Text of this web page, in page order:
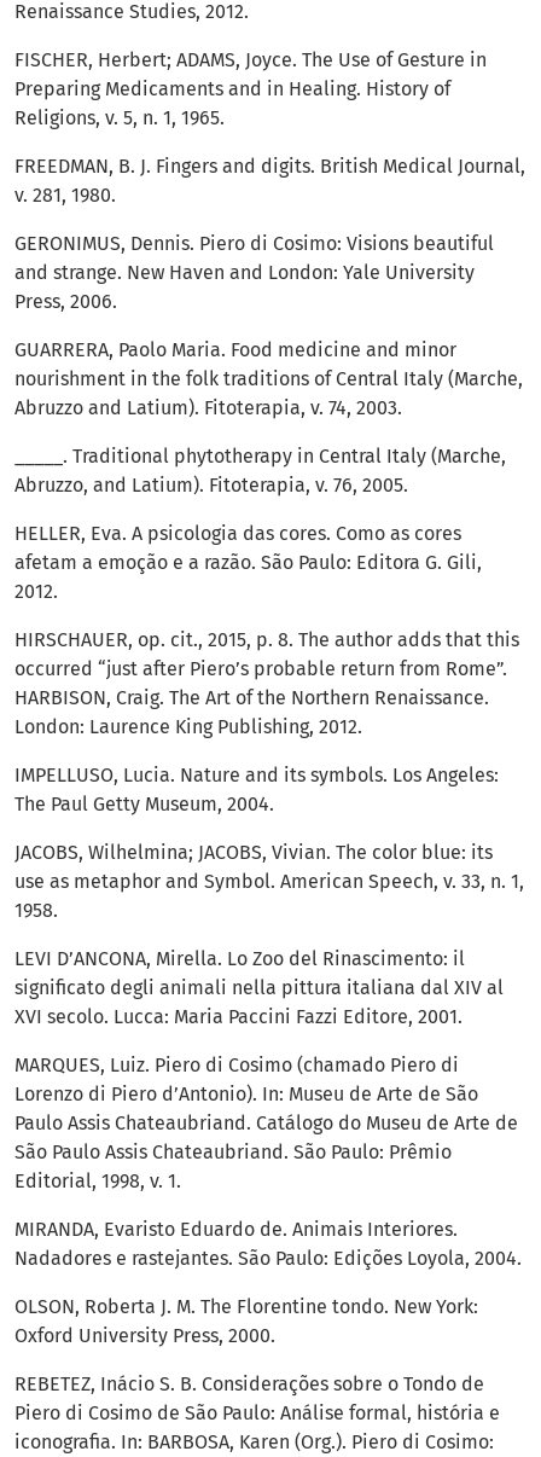
Renaissance Studies, 2012.
FISCHER, Herbert; ADAMS, Joyce. The Use of Gesture in
Preparing Medicaments and in Healing. History of
Religions, v. 5, n. 1, 1965.
FREEDMAN, B. J. Fingers and digits. British Medical Journal,
v. 281, 1980.
GERONIMUS, Dennis. Piero di Cosimo: Visions beautiful
and strange. New Haven and London: Yale University
Press, 2006.
GUARRERA, Paolo Maria. Food medicine and minor
nourishment in the folk traditions of Central Italy (Marche,
Abruzzo and Latium). Fitoterapia, v. 74, 2003.
_____. Traditional phytotherapy in Central Italy (Marche,
Abruzzo, and Latium). Fitoterapia, v. 76, 2005.
HELLER, Eva. A psicologia das cores. Como as cores
afetam a emoção e a razão. São Paulo: Editora G. Gili,
2012.
HIRSCHAUER, op. cit., 2015, p. 8. The author adds that this
occurred “just after Piero’s probable return from Rome”.
HARBISON, Craig. The Art of the Northern Renaissance.
London: Laurence King Publishing, 2012.
IMPELLUSO, Lucia. Nature and its symbols. Los Angeles:
The Paul Getty Museum, 2004.
JACOBS, Wilhelmina; JACOBS, Vivian. The color blue: its
use as metaphor and Symbol. American Speech, v. 33, n. 1,
1958.
LEVI D’ANCONA, Mirella. Lo Zoo del Rinascimento: il
significato degli animali nella pittura italiana dal XIV al
XVI secolo. Lucca: Maria Paccini Fazzi Editore, 2001.
MARQUES, Luiz. Piero di Cosimo (chamado Piero di
Lorenzo di Piero d’Antonio). In: Museu de Arte de São
Paulo Assis Chateaubriand. Catálogo do Museu de Arte de
São Paulo Assis Chateaubriand. São Paulo: Prêmio
Editorial, 1998, v. 1.
MIRANDA, Evaristo Eduardo de. Animais Interiores.
Nadadores e rastejantes. São Paulo: Edições Loyola, 2004.
OLSON, Roberta J. M. The Florentine tondo. New York:
Oxford University Press, 2000.
REBETEZ, Inácio S. B. Considerações sobre o Tondo de
Piero di Cosimo de São Paulo: Análise formal, história e
iconografia. In: BARBOSA, Karen (Org.). Piero di Cosimo: